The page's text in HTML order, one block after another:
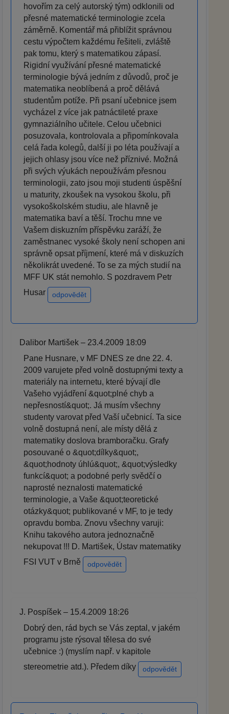
hovořím za celý autorský tým) odklonili od
přesné matematické terminologie zcela
záměrně. Komentář má přiblížit správnou
cestu výpočtem každému řešiteli, zvláště
pak tomu, který s matematikou zápasí.
Rigidní využívání přesné matematické
terminologie bývá jedním z důvodů, proč je
matematika neoblíbená a proč dělává
studentům potíže. Při psaní učebnice jsem
vycházel z více jak patnáctileté praxe
gymnaziálního učitele. Celou učebnici
posuzovala, kontrolovala a připomínkovala
celá řada kolegů, další ji po léta používají a
jejich ohlasy jsou více než příznivé. Možná
při svých výukách nepoužívám přesnou
terminologii, zato jsou moji studenti úspěšní
u maturity, zkoušek na vysokou školu, při
vysokoškolském studiu, ale hlavně je
matematika baví a těší. Trochu mne ve
Vašem diskuzním příspěvku zaráží, že
zaměstnanec vysoké školy není schopen ani
správně opsat příjmení, které má v diskuzích
několikrát uvedené. To se za mých studií na
MFF UK stát nemohlo. S pozdravem Petr
Husar
odpovědět
Dalibor Martišek – 23.4.2009 18:09
Pane Husnare, v MF DNES ze dne 22. 4.
2009 varujete před volně dostupnými texty a
materiály na internetu, které bývají dle
Vašeho vyjádření &quot;plné chyb a
nepřesností&quot;. Já musím všechny
studenty varovat před Vaší učebnicí. Ta sice
volně dostupná není, ale místy dělá z
matematiky doslova bramboračku. Grafy
posouvané o &quot;dílky&quot;,
&quot;hodnoty úhlú&quot;, &quot;výsledky
funkcí&quot; a podobné perly svědčí o
naprosté neznalosti matematické
terminologie, a Vaše &quot;teoretické
otázky&quot; publikované v MF, to je tedy
opravdu bomba. Znovu všechny varuji:
Knihu takového autora jednoznačně
nekupovat !!! D. Martišek, Ústav matematiky
FSI VUT v Brně
odpovědět
J. Pospíšek – 15.4.2009 18:26
Dobrý den, rád bych se Vás zeptal, v jakém
programu jste rýsoval tělesa do své
učebnice :) (myslím např. v kapitole
stereometrie atd.). Předem díky
odpovědět